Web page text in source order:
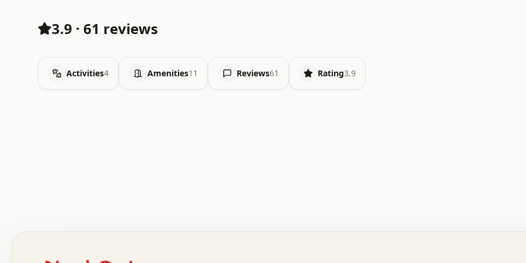
3.9 · 61 reviews
Activities4 Amenities11 Reviews61 Rating3.9